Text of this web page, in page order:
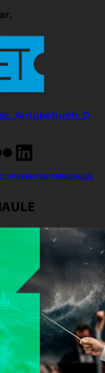
LinkedIn
UPEVENTOS ESPECIALES